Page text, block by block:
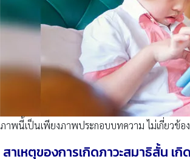
ภาพนี้เป็นเพียงภาพประกอบบทความ ไม่เกี่ยวข้อ
สาเหตุของการเกิดภาวะสมาธิสั้น เ